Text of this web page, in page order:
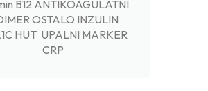
B12 ANTIKOAGULATNI
OSTALO INZULIN
HUT UPALNI MARKER
CRP